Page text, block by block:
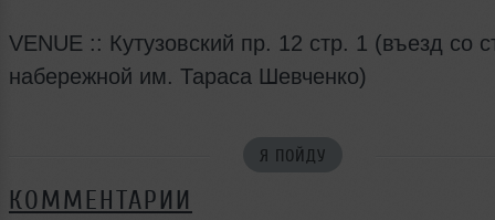
VENUE :: Кутузовский пр. 12 стр. 1 (въезд со
набережной им. Тараса Шевченко)
Я ПОЙДУ
КОММЕНТАРИИ